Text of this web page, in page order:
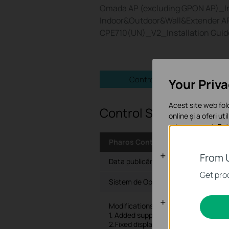
Omada AP (excluding GPON
Indoor&Outdoor&Wall&Extender
CPE710(UN)_V2_Installation
Control Software
Control Software
Pharos Control_2.0.7_Windows
Data publicării:
2020-04-20
Sistem de Operare: Windows
Modifications and Bug Fixes:
1. Added supporting CPE710;
2.Fixed display problems in the
From
Get
Your
Acest site web
online și a oferi
orice moment.
Cookie-uri
Aceste cookie-
Cookie-uri
Cookie-urile de